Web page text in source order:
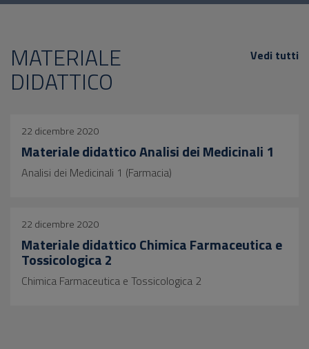
MATERIALE
DIDATTICO
Vedi tutti
22 dicembre 2020
Materiale didattico Analisi dei Medicinali 1
Analisi dei Medicinali 1 (Farmacia)
22 dicembre 2020
Materiale didattico Chimica Farmaceutica e
Tossicologica 2
Chimica Farmaceutica e Tossicologica 2